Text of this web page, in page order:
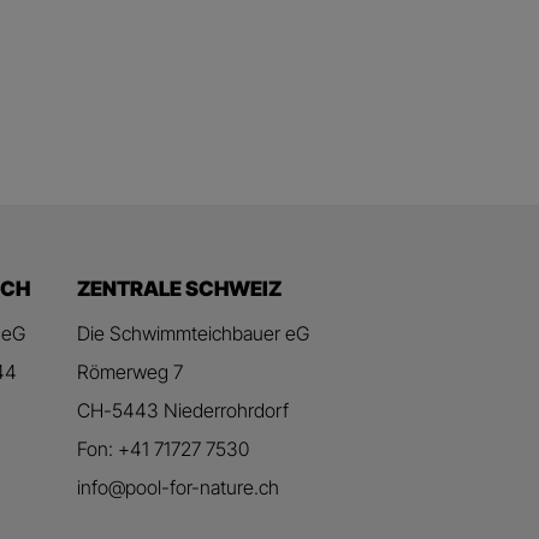
ZENTRALE SCHWEIZ
Die Schwimmteichbauer eG
Römerweg 7
CH-5443 Niederrohrdorf
Fon: +41 71727 7530
info@pool-for-nature.ch